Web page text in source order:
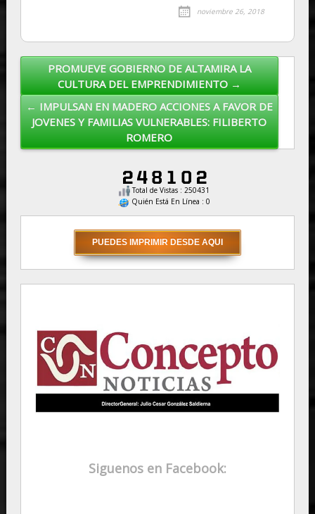
noviembre 26, 2018
Post navigation
PROMUEVE GOBIERNO DE ALTAMIRA LA
CULTURA DEL EMPRENDIMIENTO →
← IMPULSAN EN MADERO ACCIONES A FAVOR DE
JOVENES Y FAMILIAS VULNERABLES: FILIBERTO
ROMERO
Total de Vistas : 250431
Quién Está En Línea : 0
Siguenos en Facebook: